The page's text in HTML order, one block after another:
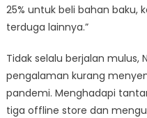
25% untuk beli bahan baku,
terduga lainnya.”
Tidak selalu berjalan
pengalaman kurang
pandemi. Menghadapi
tiga offline store dan